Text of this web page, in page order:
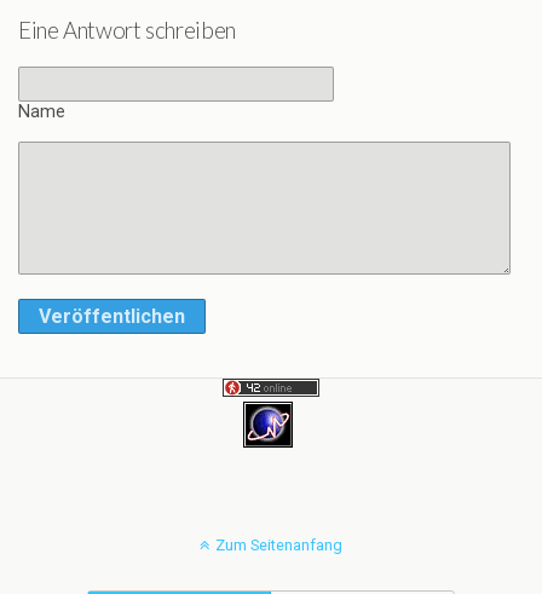
Eine Antwort schreiben
Name
Veröffentlichen
Zum Seitenanfang